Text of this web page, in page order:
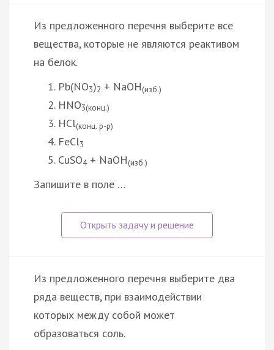
Из предложенного перечня выберите все
вещества, которые не являются реактивом
на белок.
Pb(NO3)2 + NaOH(изб.)
HNO3(конц.)
HCl(конц. р-р)
FeCl3
CuSO4+ NaOH(изб.)
Запишите в поле …
Из предложенного перечня выберите два
ряда веществ, при взаимодействии
которых между собой может
образоваться соль.